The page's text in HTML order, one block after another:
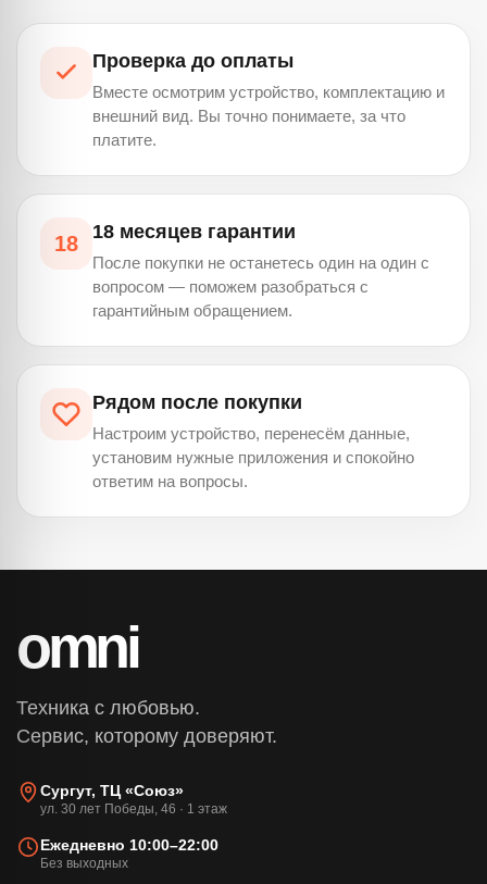
Проверка до оплаты
Вместе осмотрим устройство, комплектацию и
внешний вид. Вы точно понимаете, за что
платите.
18 18 месяцев гарантии
После покупки не останетесь один на один с
вопросом — поможем разобраться с
гарантийным обращением.
Рядом после покупки
Настроим устройство, перенесём данные,
установим нужные приложения и спокойно
ответим на вопросы.
omni
Техника с любовью.
Сервис, которому доверяют.
Сургут, ТЦ «Союз»
ул. 30 лет Победы, 46 · 1 этаж
Ежедневно 10:00–22:00
Без выходных